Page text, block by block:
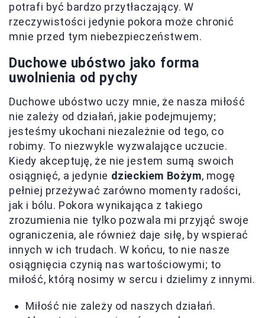
potrafi być bardzo przytłaczający. W
rzeczywistości jedynie pokora może chronić
mnie przed tym niebezpieczeństwem.
Duchowe ubóstwo jako forma
uwolnienia od pychy
Duchowe ubóstwo uczy mnie, że nasza miłość
nie zależy od działań, jakie podejmujemy;
jesteśmy ukochani niezależnie od tego, co
robimy. To niezwykle wyzwalające uczucie.
Kiedy akceptuję, że nie jestem sumą swoich
osiągnięć, a jedynie dzieckiem Bożym, mogę
pełniej przeżywać zarówno momenty radości,
jak i bólu. Pokora wynikająca z takiego
zrozumienia nie tylko pozwala mi przyjąć swoje
ograniczenia, ale również daje siłę, by wspierać
innych w ich trudach. W końcu, to nie nasze
osiągnięcia czynią nas wartościowymi; to
miłość, którą nosimy w sercu i dzielimy z innymi.
Miłość nie zależy od naszych działań.